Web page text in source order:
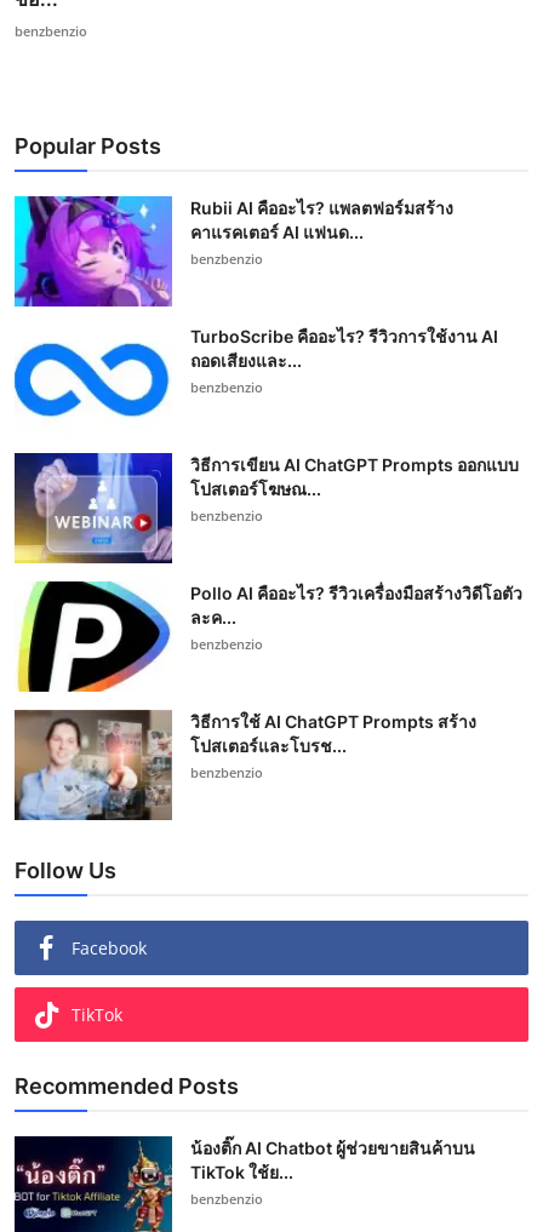
benzbenzio
Popular Posts
Rubii AI คืออะไร? แพลตฟอร์มสร้าง
คาแรคเตอร์ AI แฟนด...
benzbenzio
TurboScribe คืออะไร? รีวิวการใช้งาน AI
ถอดเสียงและ...
benzbenzio
วิธีการเขียน AI ChatGPT Prompts ออกแบบ
โปสเตอร์โฆษณ...
benzbenzio
Pollo AI คืออะไร? รีวิวเครื่องมือสร้างวิดีโอตัว
ละค...
benzbenzio
วิธีการใช้ AI ChatGPT Prompts สร้าง
โปสเตอร์และโบรช...
benzbenzio
Follow Us
Facebook
TikTok
Recommended Posts
น้องติ๊ก AI Chatbot ผู้ช่วยขายสินค้าบน
TikTok ใช้ย...
benzbenzio